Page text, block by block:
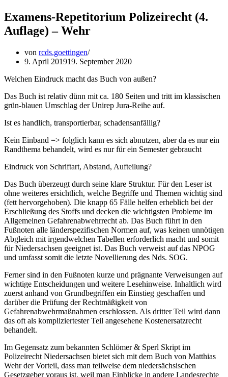
Examens-Repetitorium Polizeirecht (4.
Auflage) – Wehr
von rcds.goettingen
9. April 201919. September 2020
Welchen Eindruck macht das Buch von außen?
Das Buch ist relativ dünn mit ca. 180 Seiten und tritt im klassischen
grün-blauen Umschlag der Unirep Jura-Reihe auf.
Ist es handlich, transportierbar, schadensanfällig?
Kein Einband => folglich kann es sich abnutzen, aber da es nur ein
Randthema behandelt, wird es nur für ein Semester gebraucht
Eindruck von Schriftart, Abstand, Aufteilung?
Das Buch überzeugt durch seine klare Struktur. Für den Leser ist
ohne weiteres ersichtlich, welche Begriffe und Themen wichtig sind
(fett hervorgehoben). Die knapp 65 Fälle helfen erheblich bei der
Erschließung des Stoffs und decken die wichtigsten Probleme im
Allgemeinen Gefahrenabwehrrecht ab. Das Buch führt in den
Fußnoten alle länderspezifischen Normen auf, was keinen unnötigen
Abgleich mit irgendwelchen Tabellen erforderlich macht und somit
für Niedersachsen geeignet ist. Das Buch verweist auf das NPOG
und umfasst somit die letzte Novellierung des Nds. SOG.
Ferner sind in den Fußnoten kurze und prägnante Verweisungen auf
wichtige Entscheidungen und weitere Lesehinweise. Inhaltlich wird
zuerst anhand von Grundbegriffen ein Einstieg geschaffen und
darüber die Prüfung der Rechtmäßigkeit von
Gefahrenabwehrmaßnahmen erschlossen. Als dritter Teil wird dann
das oft als kompliziertester Teil angesehene Kostenersatzrecht
behandelt.
Im Gegensatz zum bekannten Schlömer & Sperl Skript im
Polizeirecht Niedersachsen bietet sich mit dem Buch von Matthias
Wehr der Vorteil, dass man teilweise dem niedersächsischen
Gesetzgeber voraus ist, weil man Einblicke in andere Landesrechte